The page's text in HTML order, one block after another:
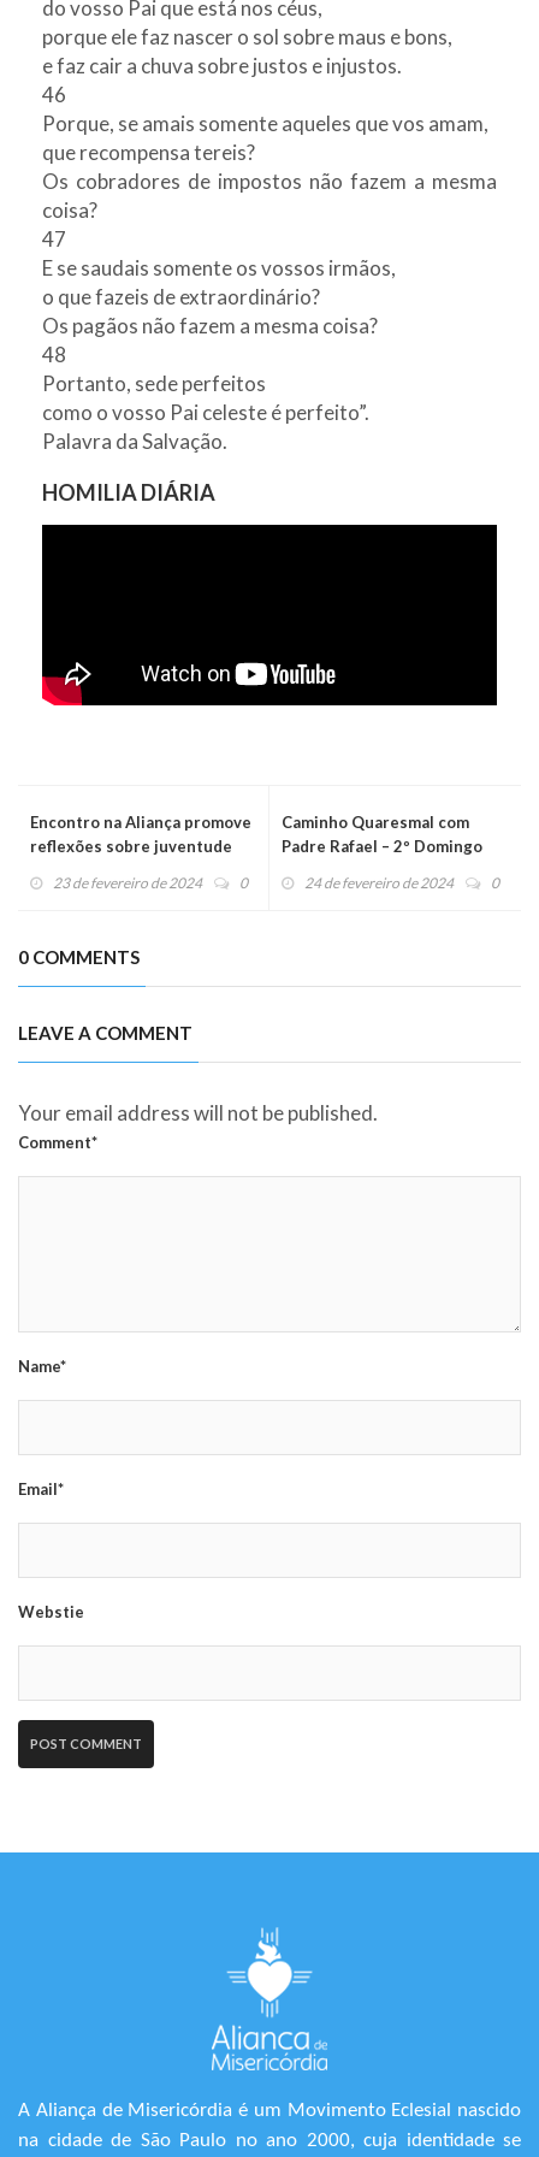
do vosso Pai que está nos céus,
porque ele faz nascer o sol sobre maus e bons,
e faz cair a chuva sobre justos e injustos.
46
Porque, se amais somente aqueles que vos amam,
que recompensa tereis?
Os cobradores de impostos não fazem a mesma
coisa?
47
E se saudais somente os vossos irmãos,
o que fazeis de extraordinário?
Os pagãos não fazem a mesma coisa?
48
Portanto, sede perfeitos
como o vosso Pai celeste é perfeito”.
Palavra da Salvação.
HOMILIA DIÁRIA
Encontro na Aliança promove
reflexões sobre juventude
23 de fevereiro de 2024 0
Caminho Quaresmal com
Padre Rafael – 2º Domingo
24 de fevereiro de 2024 0
0 COMMENTS
LEAVE A COMMENT
Your email address will not be published.
Comment*
Name*
Email*
Webstie
A Aliança de Misericórdia é um Movimento Eclesial nascido
na cidade de São Paulo no ano 2000, cuja identidade se